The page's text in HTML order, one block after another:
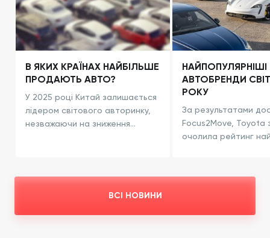
В ЯКИХ КРАЇНАХ НАЙБІЛЬШЕ
ПРОДАЮТЬ АВТО?
У 2025 році Китай залишається
лідером світового авторинку,
незважаючи на зниження
європейсь...
НАЙПОПУЛЯРНІШІ
АВТОБРЕНДИ
РОКУ
За результатами
Focus2Move, Toyota
очолила рейтинг
реалізувавши 8,33
ВСІ НОВИНИ